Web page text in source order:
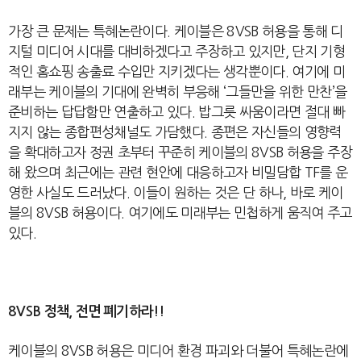
가장 큰 문제는 특혜논란이다. 케이블은8VSB 허용을 통해 디
지털 미디어 시대를 대비하겠다고 주장하고 있지만, 단지 기형
적인 홈쇼핑 송출료 수입만 지키겠다는 생각뿐이다. 여기에 미
래부는 케이블의 기대에 완벽히 부응해 ‘그들만을 위한 만찬’을
준비하는 답답함만 연출하고 있다. 밥그릇 싸움이라면 절대 빠
지지 않는 종합편성채널도 가담했다. 종편은 자신들의 영향력
을 확대하고자 정권 초부터 꾸준히 케이블의 8VSB 허용을 주장
해 왔으며 최근에는 관련 현안에 대응하고자 비밀담합 TF를 운
영한 사실도 드러났다. 이들이 원하는 것은 단 하나, 바로 케이
블의 8VSB 허용이다. 여기에도 미래부는 민첩하게 움직여 주고
있다.
8VSB 정책 ,전면 폐기하라!!
케이블의 8VSB 허용은 미디어 환경 파괴와 더불어 특혜논란에